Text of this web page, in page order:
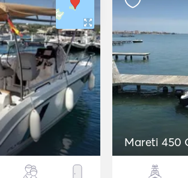
Mareti 450